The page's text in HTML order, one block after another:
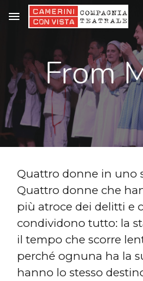
Skip to main content
From
Quattro donne in uno
Quattro donne che
più atroce dei delitti e
condividono tutto: la
il tempo che scorre
perché ognuna ha la
hanno lo stesso